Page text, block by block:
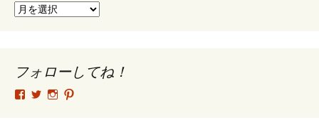
ア
ブ
フォローしてね！
tsutomu.hattori.33
SottakuninMoai
tsutomu.hattori.33